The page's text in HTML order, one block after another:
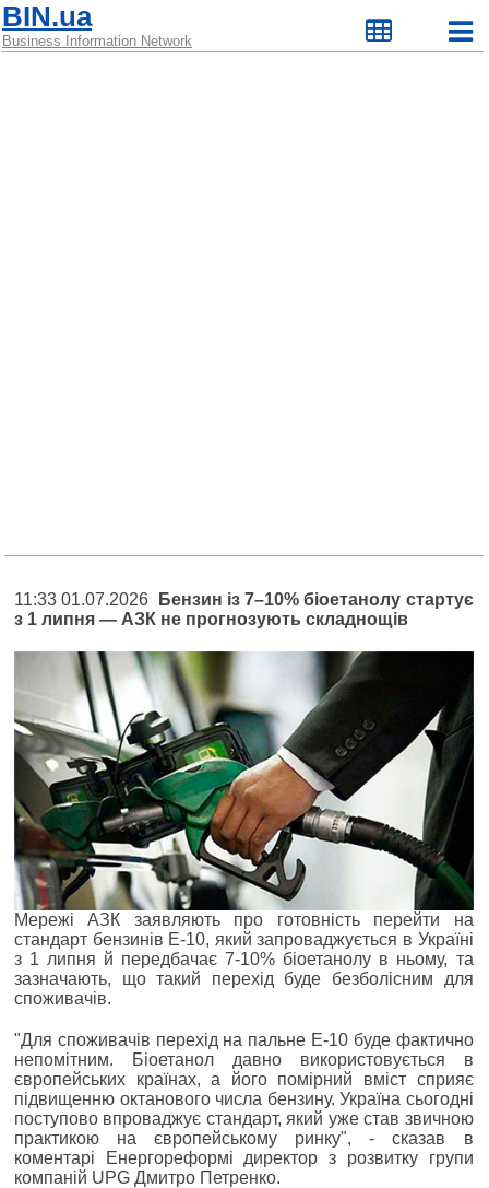
BIN.ua
Business Information Network
11:33 01.07.2026
Бензин із 7–10% біоетанолу стартує
з 1 липня — АЗК не прогнозують складнощів
Мережі АЗК заявляють про готовність перейти на
стандарт бензинів Е-10, який запроваджується в Україні
з 1 липня й передбачає 7-10% біоетанолу в ньому, та
зазначають, що такий перехід буде безболісним для
споживачів.
"Для споживачів перехід на пальне Е-10 буде фактично
непомітним. Біоетанол давно використовується в
європейських країнах, а його помірний вміст сприяє
підвищенню октанового числа бензину. Україна сьогодні
поступово впроваджує стандарт, який уже став звичною
практикою на європейському ринку", - сказав в
коментарі Енергореформі директор з розвитку групи
компаній UPG Дмитро Петренко.